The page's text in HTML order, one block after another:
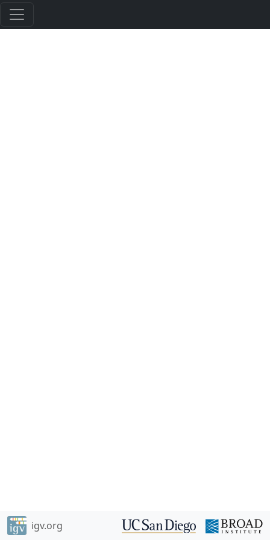
igv.org